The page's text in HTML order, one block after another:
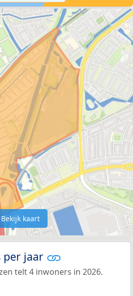
Bekijk kaart
per jaar
telt 4 inwoners in 2026.